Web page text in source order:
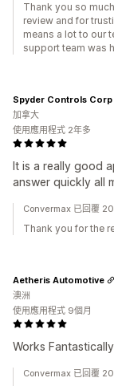
Thank you so
review and for
means a lot to our
support team was
It is a really good
answer quickly all
Spyder Controls Corp
加拿大
使用應用程式 2年多
Convermax 已回覆
Thank you for the
Works
Aetheris Automotive
澳洲
使用應用程式 9個月
Convermax 已回覆